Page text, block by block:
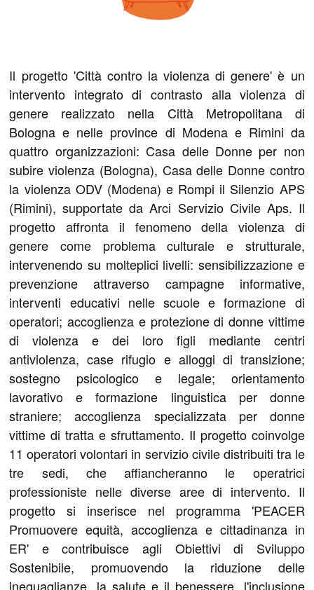
Il progetto 'Città contro la violenza di genere' è un
intervento integrato di contrasto alla violenza di
genere realizzato nella Città Metropolitana di
Bologna e nelle province di Modena e Rimini da
quattro organizzazioni: Casa delle Donne per non
subire violenza (Bologna), Casa delle Donne contro
la violenza ODV (Modena) e Rompi il Silenzio APS
(Rimini), supportate da Arci Servizio Civile Aps. Il
progetto affronta il fenomeno della violenza di
genere come problema culturale e strutturale,
intervenendo su molteplici livelli: sensibilizzazione e
prevenzione attraverso campagne informative,
interventi educativi nelle scuole e formazione di
operatori; accoglienza e protezione di donne vittime
di violenza e dei loro figli mediante centri
antiviolenza, case rifugio e alloggi di transizione;
sostegno psicologico e legale; orientamento
lavorativo e formazione linguistica per donne
straniere; accoglienza specializzata per donne
vittime di tratta e sfruttamento. Il progetto coinvolge
11 operatori volontari in servizio civile distribuiti tra le
tre sedi, che affiancheranno le operatrici
professioniste nelle diverse aree di intervento. Il
progetto si inserisce nel programma 'PEACER
Promuovere equità, accoglienza e cittadinanza in
ER' e contribuisce agli Obiettivi di Sviluppo
Sostenibile, promuovendo la riduzione delle
ineguaglianze, la salute e il benessere, l'inclusione